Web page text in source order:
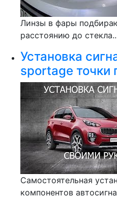
Линзы в фары
расстоянию до
Установка
sportage точки
Самостоятельная
компонентов